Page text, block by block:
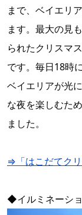
まで、ベイエリ
ます。最大の見
られたクリスマ
です。毎日18時
ベイエリアが光
な夜を楽しむた
ました。
⇒「はこだてク
◆イルミネーシ